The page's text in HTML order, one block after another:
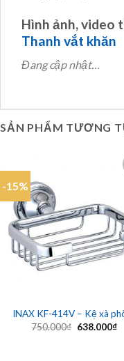
Hình ảnh, video
Thanh vắt khăn
Đang cập nhật…
SẢN PHẨM TƯƠNG
-15%
INAX KF-414V – Kệ xà
750.000₫ Giá
638.000₫Giá